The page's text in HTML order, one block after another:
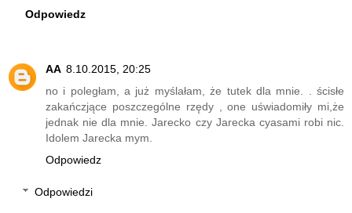
Odpowiedz
AA 8.10.2015, 20:25
no i poległam, a już myślałam, że tutek dla mnie. . ścisłe
zakańczjące poszczególne rzędy , one uświadomiły mi,że
jednak nie dla mnie. Jarecko czy Jarecka cyasami robi nic.
Idolem Jarecka mym.
Odpowiedz
Odpowiedzi